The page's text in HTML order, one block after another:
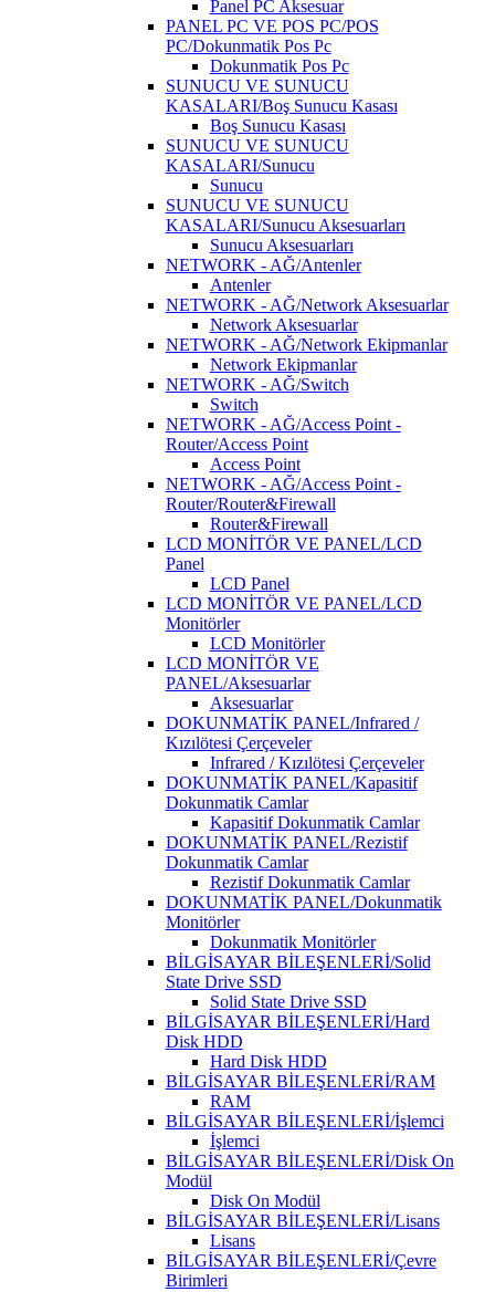
Panel PC Aksesuar
PANEL PC VE POS PC/POS
PC/Dokunmatik Pos Pc
Dokunmatik Pos Pc
SUNUCU VE SUNUCU
KASALARI/Boş Sunucu Kasası
Boş Sunucu Kasası
SUNUCU VE SUNUCU
KASALARI/Sunucu
Sunucu
SUNUCU VE SUNUCU
KASALARI/Sunucu Aksesuarları
Sunucu Aksesuarları
NETWORK - AĞ/Antenler
Antenler
NETWORK - AĞ/Network Aksesuarlar
Network Aksesuarlar
NETWORK - AĞ/Network Ekipmanlar
Network Ekipmanlar
NETWORK - AĞ/Switch
Switch
NETWORK - AĞ/Access Point -
Router/Access Point
Access Point
NETWORK - AĞ/Access Point -
Router/Router&Firewall
Router&Firewall
LCD MONİTÖR VE PANEL/LCD
Panel
LCD Panel
LCD MONİTÖR VE PANEL/LCD
Monitörler
LCD Monitörler
LCD MONİTÖR VE
PANEL/Aksesuarlar
Aksesuarlar
DOKUNMATİK PANEL/Infrared /
Kızılötesi Çerçeveler
Infrared / Kızılötesi Çerçeveler
DOKUNMATİK PANEL/Kapasitif
Dokunmatik Camlar
Kapasitif Dokunmatik Camlar
DOKUNMATİK PANEL/Rezistif
Dokunmatik Camlar
Rezistif Dokunmatik Camlar
DOKUNMATİK PANEL/Dokunmatik
Monitörler
Dokunmatik Monitörler
BİLGİSAYAR BİLEŞENLERİ/Solid
State Drive SSD
Solid State Drive SSD
BİLGİSAYAR BİLEŞENLERİ/Hard
Disk HDD
Hard Disk HDD
BİLGİSAYAR BİLEŞENLERİ/RAM
RAM
BİLGİSAYAR BİLEŞENLERİ/İşlemci
İşlemci
BİLGİSAYAR BİLEŞENLERİ/Disk On
Modül
Disk On Modül
BİLGİSAYAR BİLEŞENLERİ/Lisans
Lisans
BİLGİSAYAR BİLEŞENLERİ/Çevre
Birimleri